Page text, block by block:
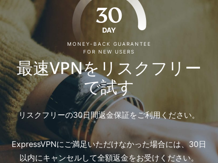
30
DAY
MONEY-BACK GUARANTEE
FOR NEW USERS
最速VPNをリスクフリー
で試す
リスクフリーの30日間返金保証をご利用ください。
ExpressVPNにご満足いただけなかった場合には、30日
以内にキャンセルして全額返金をお受けください。